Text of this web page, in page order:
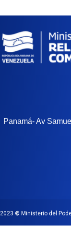
Panamá- Av
2023 © Ministerio del